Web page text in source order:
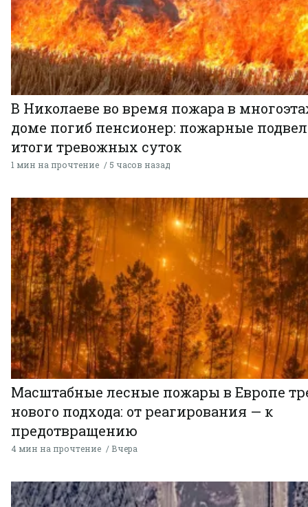
В Николаеве во время пожара в
доме погиб пенсионер: пожарные
итоги тревожных суток
1 мин на прочтение 5 часов назад
Масштабные лесные пожары в Европе
нового подхода: от реагирования — к
предотвращению
4 мин на прочтение Вчера